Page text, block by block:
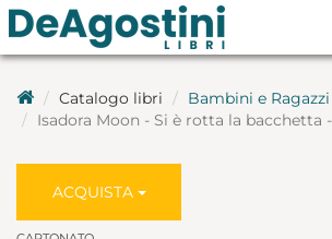
Catalogo libri
Bambini e Ragazzi
Isadora Moon - Si è rotta la bacchetta
ACQUISTA